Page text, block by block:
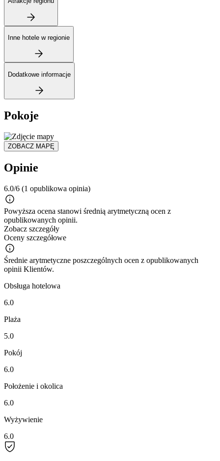
Inne hotele w regionie
Dodatkowe informacje
Pokoje
ZOBACZ MAPĘ
Opinie
6.0/6 (1 opublikowa opinia)
Powyższa ocena stanowi średnią arytmetyczną ocen z
opublikowanych opinii.
Zobacz szczegóły
Oceny szczegółowe
Średnie arytmetyczne poszczególnych ocen z opublikowanych
opinii Klientów.
Obsługa hotelowa
6.0
Plaża
5.0
Pokój
6.0
Położenie i okolica
6.0
Wyżywienie
6.0